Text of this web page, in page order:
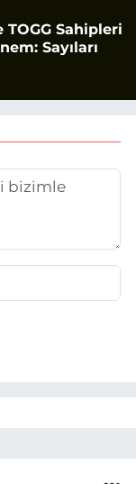
Sahipleri
Sayıları